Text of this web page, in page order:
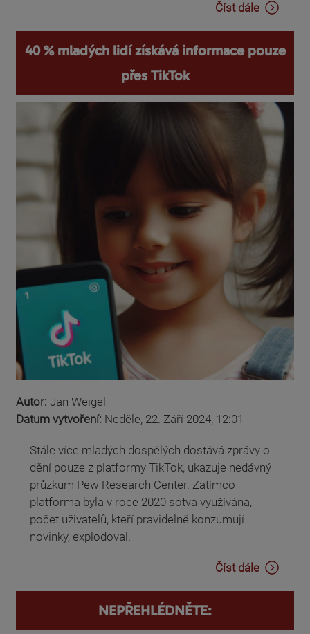
Číst dále
40 % mladých lidí získává informace pouze
přes TikTok
Autor: Jan Weigel
Datum vytvoření: Neděle, 22. Září 2024, 12:01
Stále více mladých dospělých dostává zprávy o
dění pouze z platformy TikTok, ukazuje nedávný
průzkum Pew Research Center. Zatímco
platforma byla v roce 2020 sotva využívána,
počet uživatelů, kteří pravidelně konzumují
novinky, explodoval.
Číst dále
NEPŘEHLÉDNĚTE: